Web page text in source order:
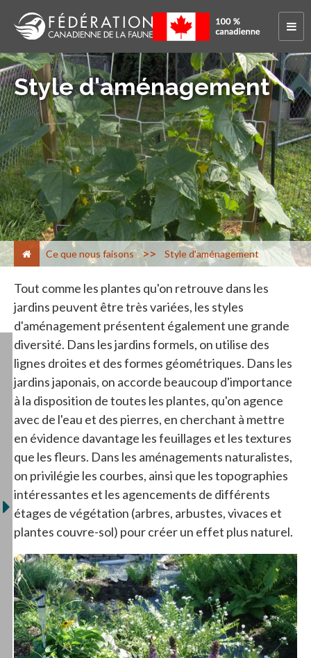
Style d'aménagement
Ce que nous faisons > Style d'aménagement
Tout comme les plantes qu'on retrouve dans les
jardins peuvent être très variées, les styles
d'aménagement présentent également une grande
diversité. Dans les jardins formels, on utilise des
lignes droites et des formes géométriques. Dans les
jardins japonais, on accorde beaucoup d'importance
à la disposition de toutes les plantes, qu'on agence
avec de l'eau et des pierres, en cherchant à mettre
en évidence davantage les feuillages et les textures
que les fleurs. Dans les aménagements naturalistes,
on privilégie les courbes, ainsi que les topographies
intéressantes et les agencements de différents
étages de végétation (arbres, arbustes, vivaces et
plantes couvre-sol) pour créer un effet plus naturel.